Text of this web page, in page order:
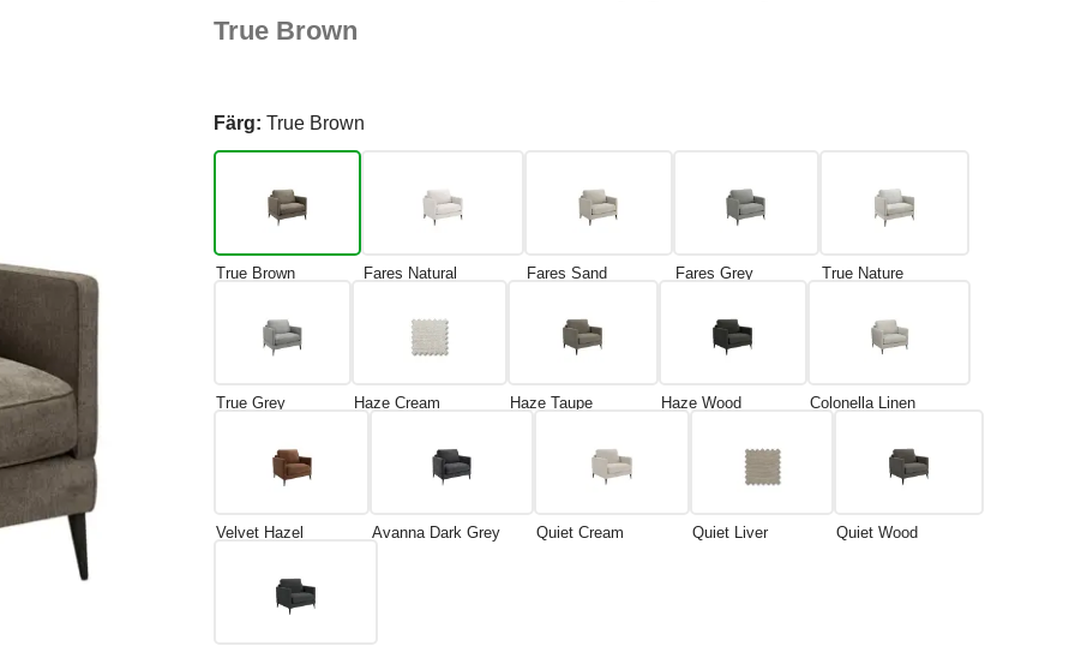
True Brown
Färg: True Brown
True Brown Fares Natural Fares Sand Fares Grey True Nature
True Grey Haze Cream Haze Taupe Haze Wood Colonella Linen
Velvet Hazel Avanna Dark Grey Quiet Cream Quiet Liver Quiet Wood